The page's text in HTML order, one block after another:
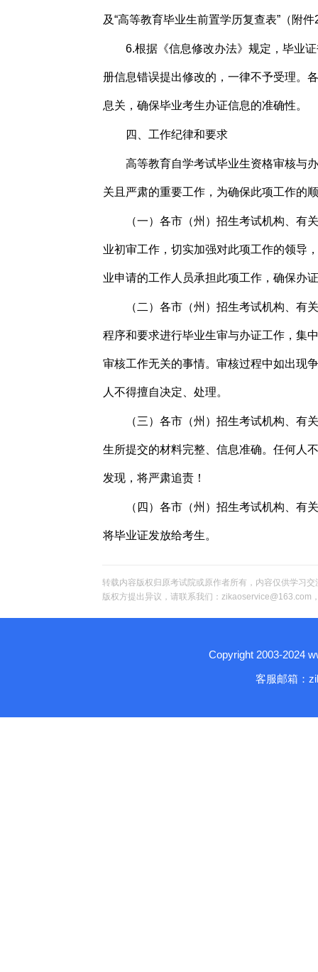
及“高等教育毕业生前置学历复查表”（附
6.根据《信息修改办法》规定，毕业
册信息错误提出修改的，一律不予受理。
息关，确保毕业考生办证信息的准确性。
四、工作纪律和要求
高等教育自学考试毕业生资格审核与
关且严肃的重要工作，为确保此项工作的
（一）各市（州）招生考试机构、有
业初审工作，切实加强对此项工作的领导
业申请的工作人员承担此项工作，确保办
（二）各市（州）招生考试机构、有
程序和要求进行毕业生审与办证工作，集
审核工作无关的事情。审核过程中如出现
人不得擅自决定、处理。
（三）各市（州）招生考试机构、有
生所提交的材料完整、信息准确。任何人
发现，将严肃追责！
（四）各市（州）招生考试机构、有
将毕业证发放给考生。
转载内容版权归原考试院或原作者所有，内容仅供学习
版权方提出异议，请联系我们：zikaoservice@163.com
Copyright 2003-2024
客服邮箱：